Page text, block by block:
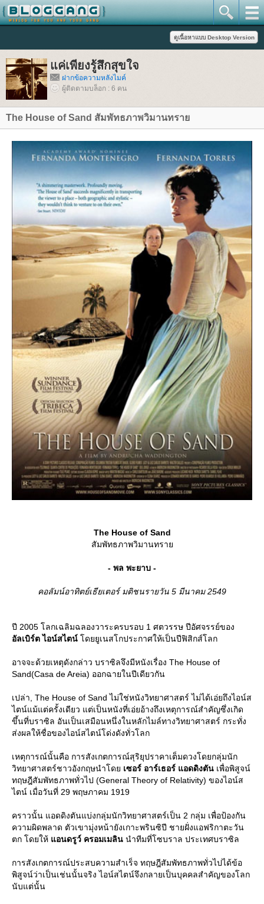
ค่เพียงรู้สึกสุขใจ
ฝากข้อความหลังไมค์
ผู้ติดตามบล็อก : 6 คน
The House of Sand สัมพัทธภาพวิมานทรา
The House of Sand
สัมพัทธภาพวิมานทรา
- พล พะยาบ -
คอลัมน์อาทิตย์เธียเตอร์ มติชนรายวัน 5 มีนาคม 2549
ปี 2005 โลกเฉลิมฉลองวาระครบรอบ 1 ศตวรรษ ปีอัศจรรย์ของ
อัลเบิร์ต ไอน์สไตน์ ดยยูเนสโกประกาศให้เป็นปีฟิสิกส์โลก
อาจจะด้วยเหตุดังกล่าว บราซิลจึงมีหนังเรื่อง The House of
Sand(Casa de Areia) ออกฉายในปีเดียวกัน
เปล่า, The House of Sand ไม่ใช่หนังวิทยาศาสตร์ ไม่ได้เอ่ยถึงไอน์ส
ไตน์แม้แต่ครั้งเดียว แต่เป็นหนังที่เอ่ยอ้างถึงเหตุการณ์สำคัญซึ่งเกิด
ขึ้นที่บราซิล อันเป็นเสมือนหนึ่งในหลักไมล์ทางวิทยาศาสตร์ กระทั่ง
ส่งผลให้ชื่อของไอน์สไตน์โด่งดังทั่วโลก
เหตุการณ์นั้นคือ การสังเกตการณ์สุริยุปราคาเต็มดวงโดยกลุ่มนัก
วิทยาศาสตร์ชาวอังกฤษนำโด เซอร์ อาร์เธอร์ แอดดิงตัน เพื่อพิสูจน์
ทฤษฎีสัมพัทธภาพทั่วไป (General Theory of Relativity) ของไอน์ส
ไตน์ เมื่อวันที่ 29 พฤษภาคม 1919
คราวนั้น แอดดิงตันแบ่งกลุ่มนักวิทยาศาสตร์เป็น 2 กลุ่ม เพื่อป้องกัน
ความผิดพลาด ตัวเขามุ่งหน้ายังเกาะพรินซิปี ชายฝั่งแอฟริกาตะวัน
ตก โดยให้ อนดรูว์ ครอมเมลิน นำทีมที่โซบราล ประเทศบราซิล
การสังเกตการณ์ประสบความสำเร็จ ทฤษฎีสัมพัทธภาพทั่วไปได้ข้อ
พิสูจน์ว่าเป็นเช่นนั้นจริง ไอน์สไตน์จึงกลายเป็นบุคคลสำคัญของโลก
นับแต่นั้น